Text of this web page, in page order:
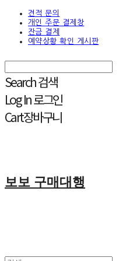
견적 문의
개인 주문 결제창
잔금 결제
예약상황 확인 게시판
Search검색
Log In로그인
Cart장바구니
보보 구매대행